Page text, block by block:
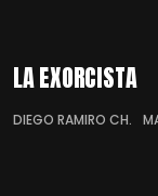
LA EXORCISTA
DIEGO RAMIRO CH.